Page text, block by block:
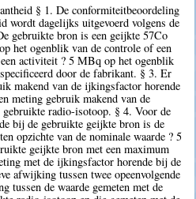
§ 1. De conformiteitbeoordeling
wordt dagelijks uitgevoerd volgens de
gebruikte bron is een geijkte 57Co
het ogenblik van de controle of een
activiteit ? 5 MBq op het ogenblik
door de fabrikant. § 3. Er
makend van de ijkingsfactor horende
meting gebruik makend van de
radio-isotoop. § 4. Voor de
bij de gebruikte geijkte bron is de
opzichte van de nominale waarde ? 5
geijkte bron met een maximum
met de ijkingsfactor horende bij de
afwijking tussen twee opeenvolgende
tussen de waarde gemeten met de